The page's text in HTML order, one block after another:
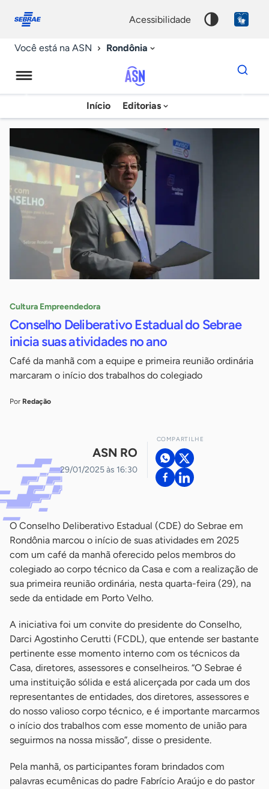
conosco
acessibilidade
Você está na ASN Rondônia
Agência
Sebrae
de
Notícias
Início Editorias
Dados
para
chave
Cultura Empreendedora
Conselho Deliberativo Estadual do Sebrae
inicia suas atividades no ano
Café da manhã com a equipe e primeira reunião ordinária
marcaram o início dos trabalhos do colegiado
Por Redação
ASN RO
29/01/2025 às 16:30
COMPARTILHE
O Conselho Deliberativo Estadual (CDE) do Sebrae em
Rondônia marcou o início de suas atividades em 2025
com um café da manhã oferecido pelos membros do
colegiado ao corpo técnico da Casa e com a realização de
sua primeira reunião ordinária, nesta quarta-feira (29), na
sede da entidade em Porto Velho.
A iniciativa foi um convite do presidente do Conselho,
Darci Agostinho Cerutti (FCDL), que entende ser bastante
pertinente esse momento interno com os técnicos da
Casa, diretores, assessores e conselheiros. “O Sebrae é
uma instituição sólida e está alicerçada por cada um dos
representantes de entidades, dos diretores, assessores e
do nosso valioso corpo técnico, e é importante marcarmos
o início dos trabalhos com esse momento de união para
seguirmos na nossa missão”, disse o presidente.
Pela manhã, os participantes foram brindados com
palavras ecumênicas do padre Fabrício Araújo e do pastor